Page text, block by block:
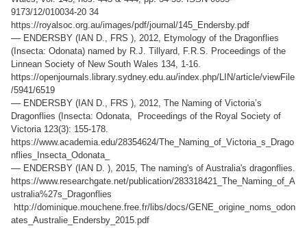
9173/12/010034-20 34
https://royalsoc.org.au/images/pdf/journal/145_Endersby.pdf
— ENDERSBY (IAN D., FRS ), 2012, Etymology of the Dragonflies
(Insecta: Odonata) named by R.J. Tillyard, F.R.S. Proceedings of the
Linnean Society of New South Wales 134, 1-16.
https://openjournals.library.sydney.edu.au/index.php/LIN/article/viewFile
/5941/6519
— ENDERSBY (IAN D., FRS ), 2012, The Naming of Victoria’s
Dragonflies (Insecta: Odonata, Proceedings of the Royal Society of
Victoria 123(3): 155-178.
https://www.academia.edu/28354624/The_Naming_of_Victoria_s_Drago
nflies_Insecta_Odonata_
— ENDERSBY (IAN D. ), 2015, The naming's of Australia's dragonflies.
https://www.researchgate.net/publication/283318421_The_Naming_of_A
ustralia%27s_Dragonflies
http://dominique.mouchene.free.fr/libs/docs/GENE_origine_noms_odon
ates_Australie_Endersby_2015.pdf